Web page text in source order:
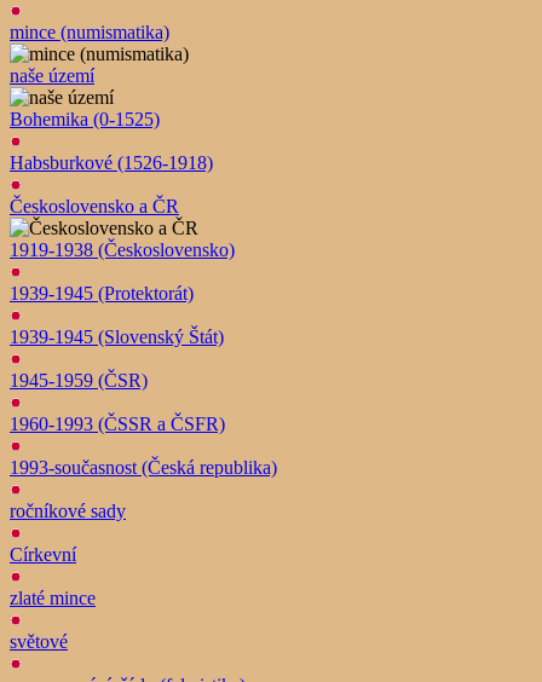
mince (numismatika)
naše území
Bohemika (0-1525)
Habsburkové (1526-1918)
Československo a ČR
1919-1938 (Československo)
1939-1945 (Protektorát)
1939-1945 (Slovenský Štát)
1945-1959 (ČSR)
1960-1993 (ČSSR a ČSFR)
1993-současnost (Česká republika)
ročníkové sady
Církevní
zlaté mince
světové